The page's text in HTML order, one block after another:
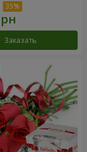
Заказать